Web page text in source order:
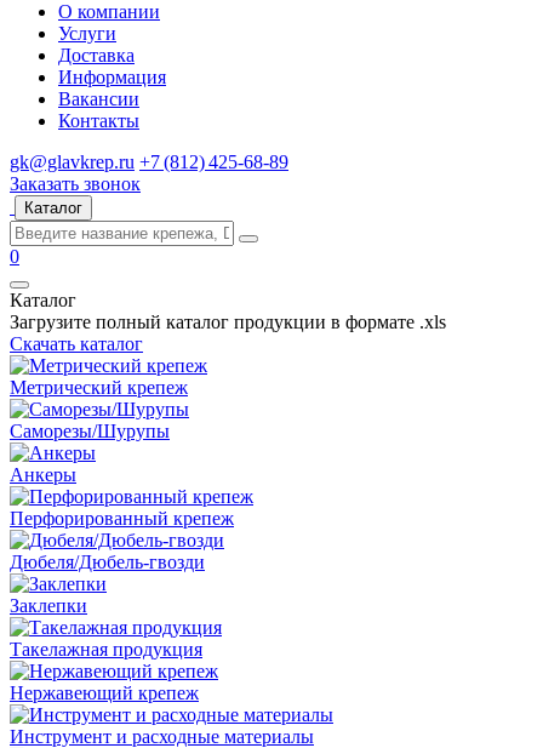
О компании
Услуги
Доставка
Информация
Вакансии
Контакты
gk@glavkrep.ru +7 (812) 425-68-89
Заказать звонок
Каталог
0
Каталог
Загрузите полный каталог продукции в формате .xls
Скачать каталог
Метрический крепеж
Саморезы/Шурупы
Анкеры
Перфорированный крепеж
Дюбеля/Дюбель-гвозди
Заклепки
Такелажная продукция
Нержавеющий крепеж
Инструмент и расходные материалы